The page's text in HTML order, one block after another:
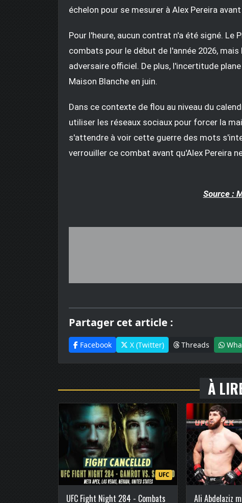
échelon pour se mesurer à Alex Pereira
Pour l'heure, aucun contrat n'a été signé. Le
combats pour le début de l'année 2026,
adversaire officiel. De plus, l'incertitude
Maison Blanche en juin.
Dans ce contexte de flou au niveau du
utiliser les réseaux sociaux pour forcer la
s'attendre à voir cette guerre des mots
verrouiller ce combat avant qu'Alex Pereira
Source :
Partager cet article :
Facebook X (Twitter) Threads
À
UFC
UFC Fight Night 284 - Combats
Ali Abdelaziz